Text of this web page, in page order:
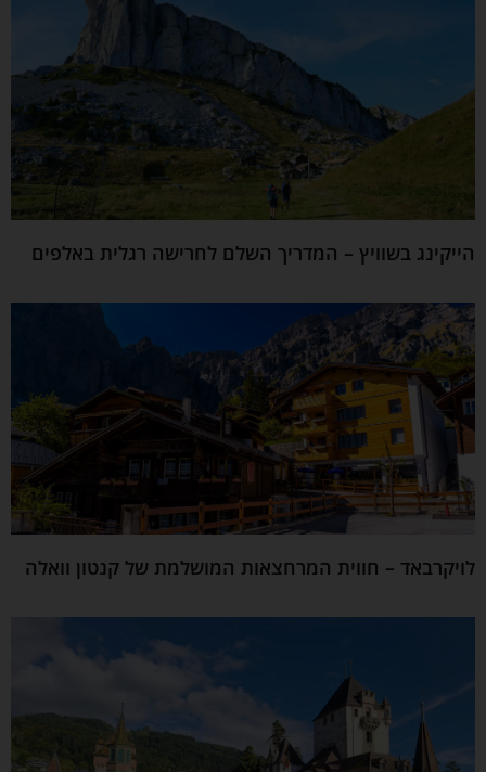
הייקינג בשוויץ – המדריך השלם לחרישה רגלית באלפים
לויקרבאד – חווית המרחצאות המושלמת של קנטון וואלה